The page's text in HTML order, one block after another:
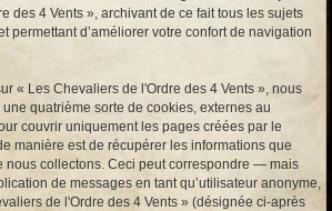
des 4 Vents », archivant de ce fait tous les sujets
permettant d’améliorer votre confort de navigation
« Les Chevaliers de l'Ordre des 4 Vents », nous
quatrième sorte de cookies, externes au
couvrir uniquement les pages créées par le
manière est de récupérer les informations que
nous collectons. Ceci peut correspondre — mais
de messages en tant qu’utilisateur anonyme,
de l'Ordre des 4 Vents » (désignée ci-après